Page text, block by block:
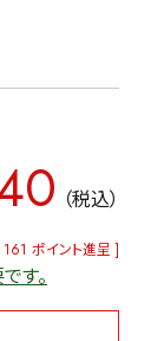
税込
161 ポイント進呈 ]
す。